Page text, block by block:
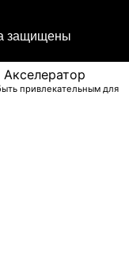
защищены
привлекательным для